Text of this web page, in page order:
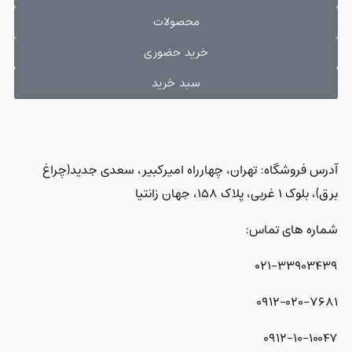
محصولات
خرید حضوری
سبد خرید
آدرس فروشگاه: تهران، چهارراه امیرکبیر، سعدی جدید(چراغ
برق)، بلوک 1 غربی، پلاک 158، جهان زانتیا
شماره های تماس:
021-33903439
0912-020-7681
0912-10-10047